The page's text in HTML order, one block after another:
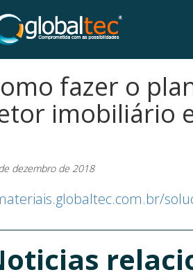
fazer o
imobiliário
dezembro de 2018